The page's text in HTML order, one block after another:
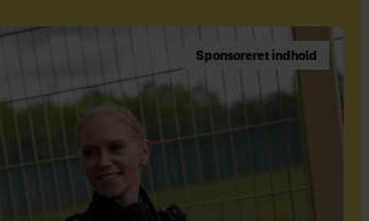
Sponsoreret indhold